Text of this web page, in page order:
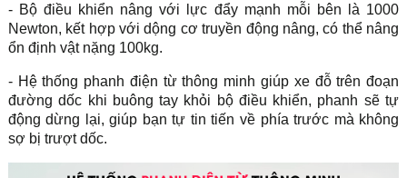
- Bộ điều khiển nâng với lực đẩy mạnh mỗi bên là 1000
Newton, kết hợp với dộng cơ truyền động nâng, có thể nâng
ổn định vật nặng 100kg.
- Hệ thống phanh điện từ thông minh giúp xe đỗ trên đoạn
đường dốc khi buông tay khỏi bộ điều khiển, phanh sẽ tự
động dừng lại, giúp bạn tự tin tiến về phía trước mà không
sợ bị trượt dốc.